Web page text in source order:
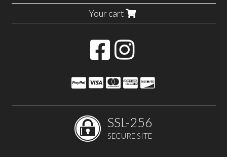
Your cart
SSL-256
SECURE SITE